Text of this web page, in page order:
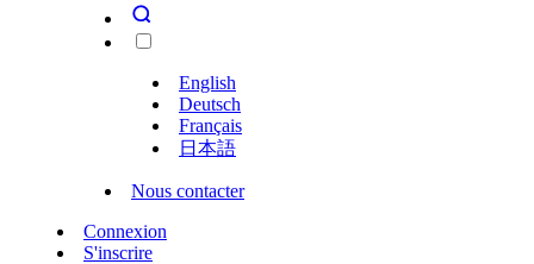
English
Deutsch
Français
日本語
Nous contacter
Connexion
S'inscrire